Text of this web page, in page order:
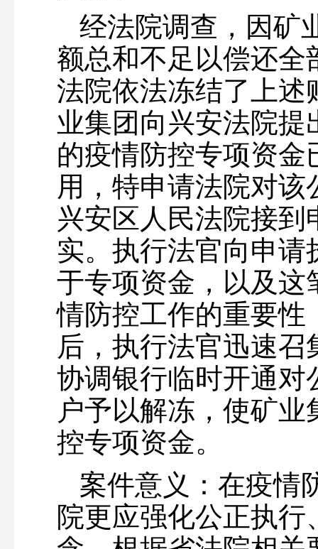
经法院调查，因矿
额总和不足以偿还全
法院依法冻结了上
业集团向兴安法院
的疫情防控专项资
用，特申请法院对
兴安区人民法院接
实。执行法官向申
于专项资金，以及这
情防控工作的重要性
后，执行法官迅速
协调银行临时开通对
户予以解冻，使矿
控专项资金。
案件意义：在疫情
院更应强化公正执